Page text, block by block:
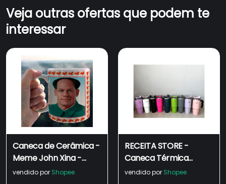
Veja outras ofertas que podem te
interessar
Caneca de Cerâmica -
Meme John Xina -
Social Credit Battle
vendido por Shopee
RECEITA STORE -
Caneca Térmica
Stanley Com Alça E
vendido por Shopee